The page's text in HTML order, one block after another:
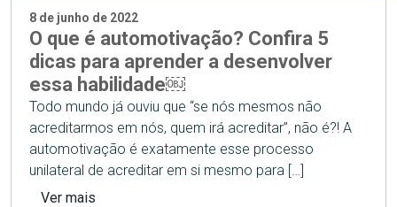
8 de junho de 2022
O que é automotivação? Confira 5
dicas para aprender a desenvolver
essa habilidade￼
Todo mundo já ouviu que “se nós mesmos não
acreditarmos em nós, quem irá acreditar”, não é?! A
automotivação é exatamente esse processo
unilateral de acreditar em si mesmo para […]
Ver mais